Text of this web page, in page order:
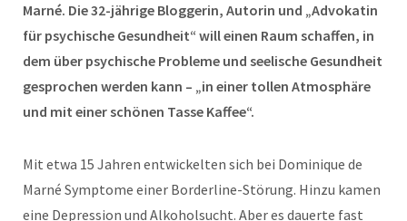
Marné. Die 32-jährige Bloggerin, Autorin und „Advokatin
für psychische Gesundheit“ will einen Raum schaffen, in
dem über psychische Probleme und seelische Gesundheit
gesprochen werden kann – „in einer tollen Atmosphäre
und mit einer schönen Tasse Kaffee“.
Mit etwa 15 Jahren entwickelten sich bei Dominique de
Marné Symptome einer Borderline-Störung. Hinzu kamen
eine Depression und Alkoholsucht. Aber es dauerte fast